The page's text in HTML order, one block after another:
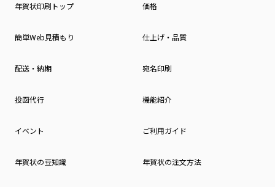
年賀状印刷トップ 価格
簡単Web見積もり 仕上げ・品質
配送・納期 宛名印刷
投函代行 機能紹介
イベント ご利用ガイド
年賀状の豆知識 年賀状の注文方法